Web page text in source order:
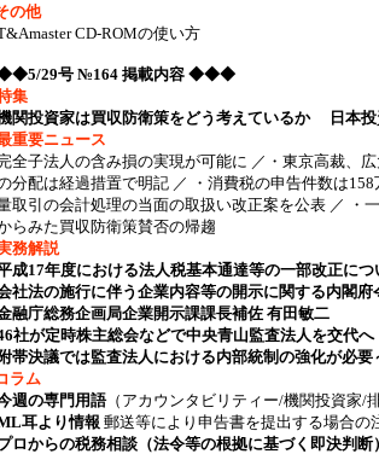
の他
CD-ROMの使い方
29号 №164 掲載内容 ◆◆◆
集
機関投資家は買収防衛策をどう考えているか 日
重要ニュース
全子法人の含み損の実現が可能に ／・東京高裁、
分配は経過措置で明記 ／ ・消費税の申告件数は
取引の会計処理の当面の取扱い改正案を公表 ／ ・
らみた買収防衛策賛否の帰趨
務解説
成17年度における法人税基本通達等の一部改正に
社法の施行に伴う企業内容等の開示に関する内閣
融庁総務企画局企業開示課課長補佐 有田敏二
社が定時株主総会などで中央青山監査法人を交代
帯決議では監査法人における内部統制の強化が必
ラム
週の専門用語（アカウンタビリティー/機関投資家/
耳より情報 郵送等により申告書を提出する場合の
ロからの税務相談（法令等の根拠に基づく即決判